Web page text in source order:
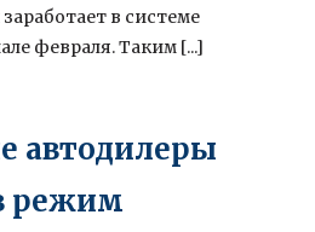
в системе
февраля. Таким [...]
автодилеры
режим